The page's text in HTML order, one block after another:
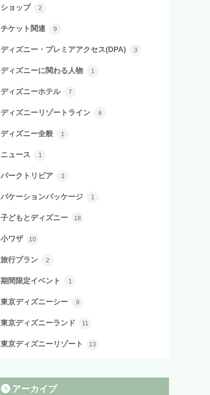
ショップ 2
チケット関連 9
ディズニー・プレミアアクセス(DPA) 3
ディズニーに関わる人物 1
ディズニーホテル 7
ディズニーリゾートライン 6
ディズニー全般 1
ニュース 1
パークトリビア 3
バケーションパッケージ 1
子どもとディズニー 18
小ワザ 10
旅行プラン 2
期間限定イベント 1
東京ディズニーシー 9
東京ディズニーランド 11
東京ディズニーリゾート 13
アーカイブ